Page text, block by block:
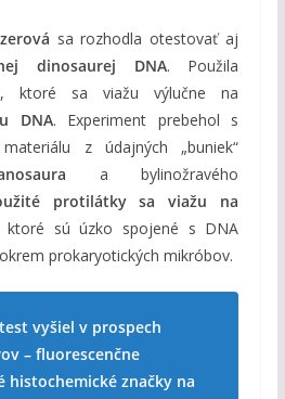
sa rozhodla otestovať aj
dinosaurej DNA. Použila
, ktoré sa viažu výlučne na
DNA. Experiment prebehol s
z údajných „buniek“
a bylinožravého
protilátky sa viažu na
ktoré sú úzko spojené s DNA
prokaryotických mikróbov.
vyšiel v prospech
– fluorescenčne
histochemické značky na